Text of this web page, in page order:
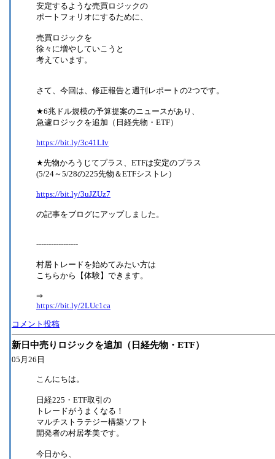
安定するような売買ロジックの
ポートフォリオにするために、
売買ロジックを
徐々に増やしていこうと
考えています。
さて、今回は、修正報告と週刊レポートの2つです。
★6兆ドル規模の予算提案のニュースがあり、
急遽ロジックを追加（日経先物・ETF）
https://bit.ly/3c41LIv
★先物かろうじてプラス、ETFは安定のプラス
(5/24～5/28の225先物＆ETFシストレ）
https://bit.ly/3uJZUz7
の記事をブログにアップしました。
-----------------
村居トレードを始めてみたい方は
こちらから【体験】できます。
⇒
https://bit.ly/2LUc1ca
コメント投稿
新日中売りロジックを追加（日経先物・ETF）
05月26日
こんにちは。
日経225・ETF取引の
トレードがうまくなる！
マルチストラテジー構築ソフト
開発者の村居孝美です。
今日から、